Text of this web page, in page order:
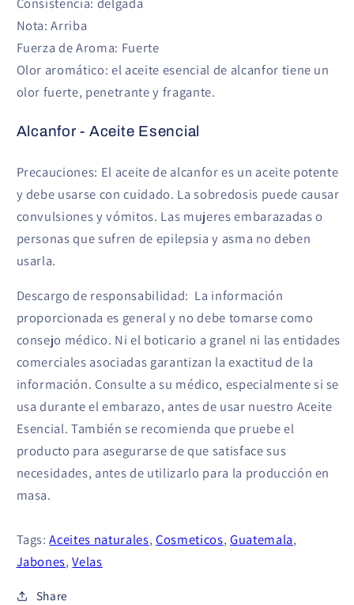
Nota: Arriba
Fuerza de Aroma: Fuerte
Olor aromático: el aceite esencial de alcanfor tiene un
olor fuerte, penetrante y fragante.
Alcanfor - Aceite Esencial
Precauciones: El aceite de alcanfor es un aceite potente
y debe usarse con cuidado. La sobredosis puede causar
convulsiones y vómitos. Las mujeres embarazadas o
personas que sufren de epilepsia y asma no deben
usarla.
Descargo de responsabilidad: La información
proporcionada es general y no debe tomarse como
consejo médico. Ni el boticario a granel ni las entidades
comerciales asociadas garantizan la exactitud de la
información. Consulte a su médico, especialmente si se
usa durante el embarazo, antes de usar nuestro Aceite
Esencial. También se recomienda que pruebe el
producto para asegurarse de que satisface sus
necesidades, antes de utilizarlo para la producción en
masa.
Tags:Aceites naturales,Cosmeticos, Guatemala,
Jabones,Velas
Share